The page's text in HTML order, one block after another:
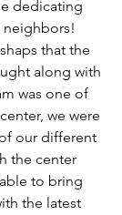
dedicating
neighbors!
that the
along with
was one of
we were
our different
the center
to bring
the latest